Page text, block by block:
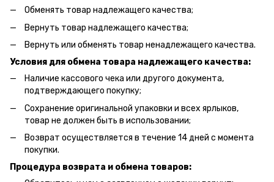
Обменять товар надлежащего качества;
Вернуть товар надлежащего качества;
Вернуть или обменять товар ненадлежащего качества.
Условия для обмена товара надлежащего качества:
Наличие кассового чека или другого документа,
подтверждающего покупку;
Сохранение оригинальной упаковки и всех ярлыков,
товар не должен быть в использовании;
Возврат осуществляется в течение 14 дней с момента
покупки.
Процедура возврата и обмена товаров: